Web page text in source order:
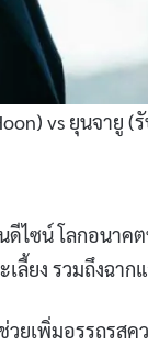
vs ยุนจายู (
ดีไซน์ โลกอนา
ลี้ยง รวมถึงฉา
ยเพิ่มอรรถรส